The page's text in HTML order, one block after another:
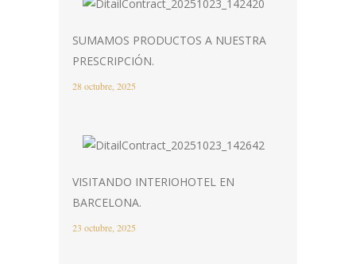
SUMAMOS PRODUCTOS A NUESTRA
PRESCRIPCIÓN.
28 octubre, 2025
VISITANDO INTERIOHOTEL EN
BARCELONA.
23 octubre, 2025